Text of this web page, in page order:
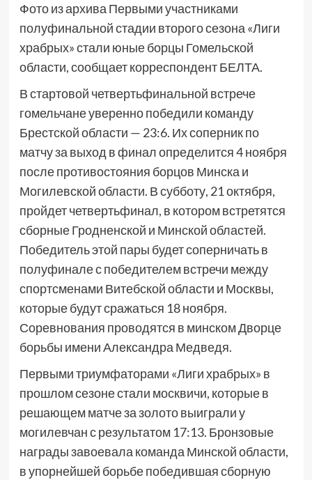
Фото из архива Первыми участниками
полуфинальной стадии второго сезона «Лиги
храбрых» стали юные борцы Гомельской
области, сообщает корреспондент БЕЛТА.
В стартовой четвертьфинальной встрече
гомельчане уверенно победили команду
Брестской области — 23:6. Их соперник по
матчу за выход в финал определится 4 ноября
после противостояния борцов Минска и
Могилевской области. В субботу, 21 октября,
пройдет четвертьфинал, в котором встретятся
сборные Гродненской и Минской областей.
Победитель этой пары будет соперничать в
полуфинале с победителем встречи между
спортсменами Витебской области и Москвы,
которые будут сражаться 18 ноября.
Соревнования проводятся в минском Дворце
борьбы имени Александра Медведя.
Первыми триумфаторами «Лиги храбрых» в
прошлом сезоне стали москвичи, которые в
решающем матче за золото выиграли у
могилевчан с результатом 17:13. Бронзовые
награды завоевала команда Минской области,
в упорнейшей борьбе победившая сборную